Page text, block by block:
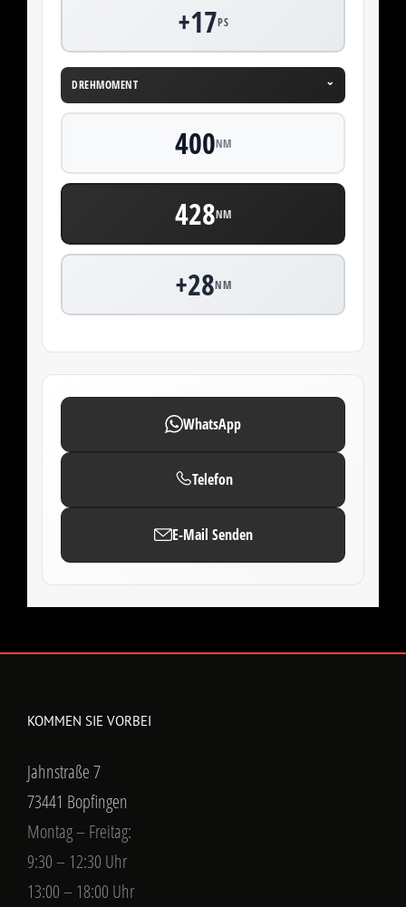
+17PS
DREHMOMENT ⌄
400NM
428NM
+28NM
WhatsApp
Telefon
E-Mail Senden
KOMMEN SIE VORBEI
Jahnstraße 7
73441 Bopfingen
Montag – Freitag:
9:30 – 12:30 Uhr
13:00 – 18:00 Uhr